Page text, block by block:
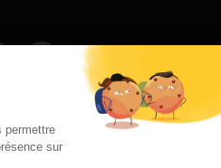
Instagram
CONTACT